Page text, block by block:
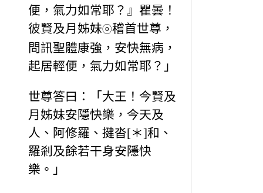
便，氣力如常耶？』瞿曇！
彼賢及月姊妹ⓞ稽首世尊，
問訊聖體康強，安快無病，
起居輕便，氣力如常耶？」
世尊答曰：「大王！今賢及
月姊妹安隱快樂，今天及
人、阿修羅、揵沓[＊]和、
羅剎及餘若干身安隱快
樂。」